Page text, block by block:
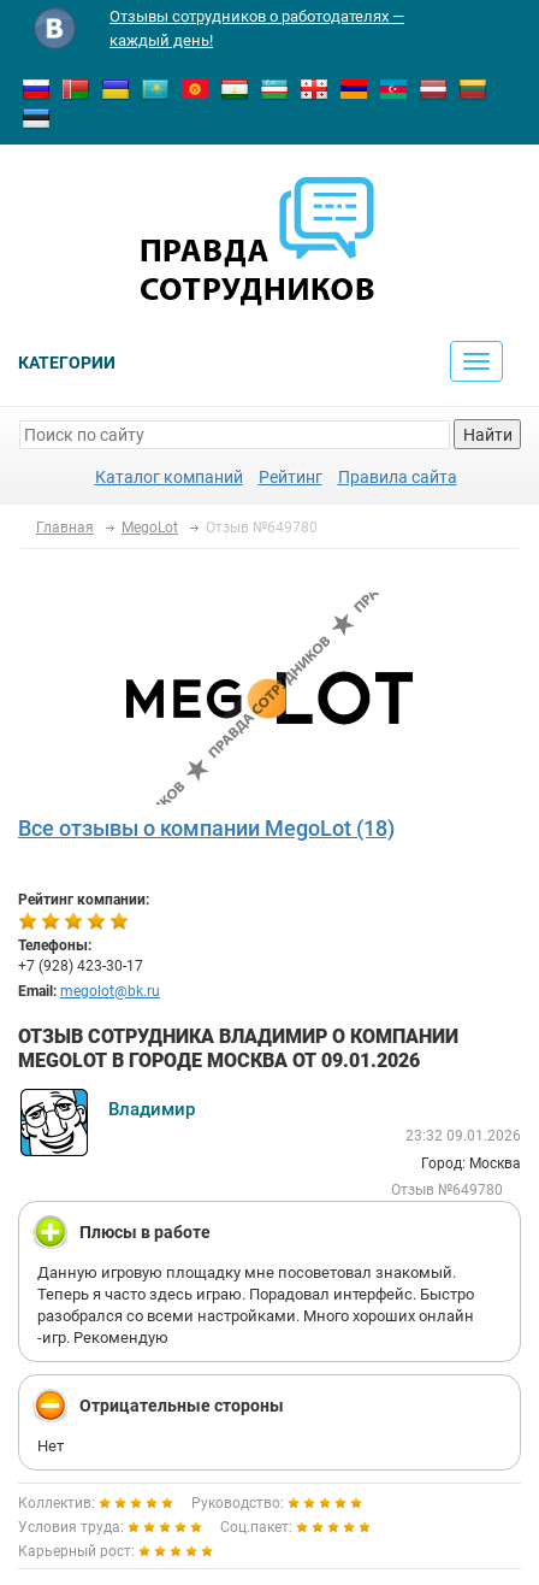
Отзывы сотрудников о работодателях —
каждый день!
КАТЕГОРИИ
Toggle
Найти
Каталог компаний Рейтинг Правила сайта
Главная MegoLot Отзыв №649780
Все отзывы о компании MegoLot (18)
Рейтинг компании:
Телефоны:
+7 (928) 423-30-17
Email: megolot@bk.ru
ОТЗЫВ СОТРУДНИКА ВЛАДИМИР О КОМПАНИИ
MEGOLOT В ГОРОДЕ МОСКВА ОТ 09.01.2026
Владимир
23:32 09.01.2026
Город: Москва
Отзыв №649780
Плюсы в работе
Данную игровую площадку мне посоветовал знакомый.
Теперь я часто здесь играю. Порадовал интерфейс. Быстро
разобрался со всеми настройками. Много хороших онлайн
-игр. Рекомендую
Отрицательные стороны
Нет
Коллектив:
Руководство:
Условия труда:
Соц.пакет:
Карьерный рост: